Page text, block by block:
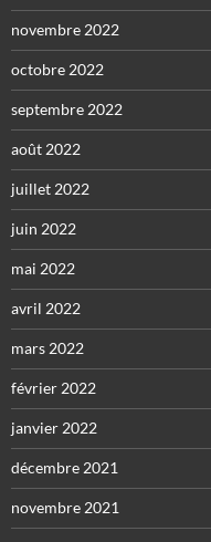
novembre 2022
octobre 2022
septembre 2022
août 2022
juillet 2022
juin 2022
mai 2022
avril 2022
mars 2022
février 2022
janvier 2022
décembre 2021
novembre 2021